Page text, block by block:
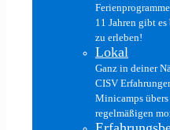
11 Jahren gibt
zu erleben!
Lokal
Ganz in deiner
CISV
Minicamps
regelmäßigen